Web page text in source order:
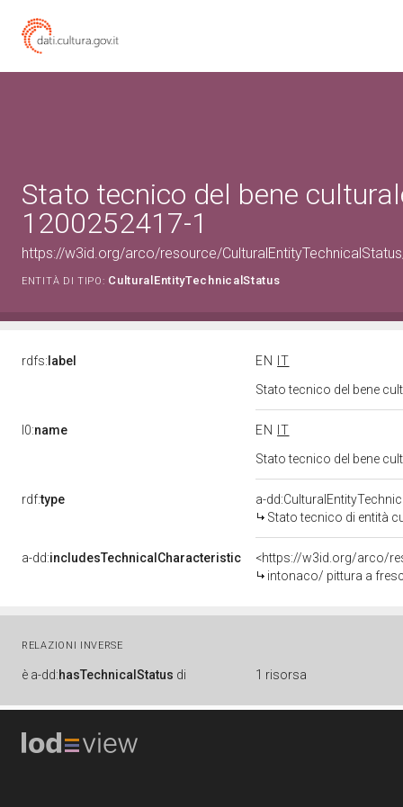
Stato tecnico del bene
1200252417-1
https://w3id.org/arco/resource/
ENTITÀ DI TIPO: CulturalEntityTechnicalStatus
rdfs: label EN
IT
Stato tecnico del bene
l0:name EN
IT
Stato tecnico del bene
rdf:type
a-
Stato tecnico di entità
a-dd:includesTechnicalCharacteristic
<https://w3id.org/arco/
intonaco/ pittura a
RELAZIONI INVERSE
è a-dd:hasTechnicalStatus di 1 risorsa